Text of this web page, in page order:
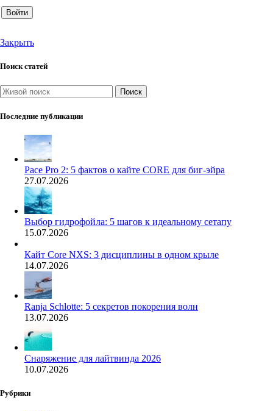
Войти
Закрыть
Поиск статей
Поиск
Последние публикации
Pace Pro 2: 5 фактов о кайте CORE для биг-эйра
27.07.2026
Выбор гидрофойла: 5 шагов к идеальному сетапу
15.07.2026
Кайт Core NXS: 3 дисциплины в одном крыле
14.07.2026
Ranja Schlotte: 5 секретов покорения волн
13.07.2026
Снаряжение для лайтвинда 2026
10.07.2026
Рубрики